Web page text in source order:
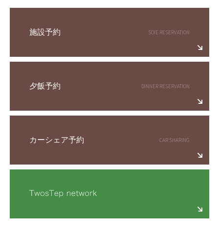
施設予約
夕飯予約
カーシェア予約